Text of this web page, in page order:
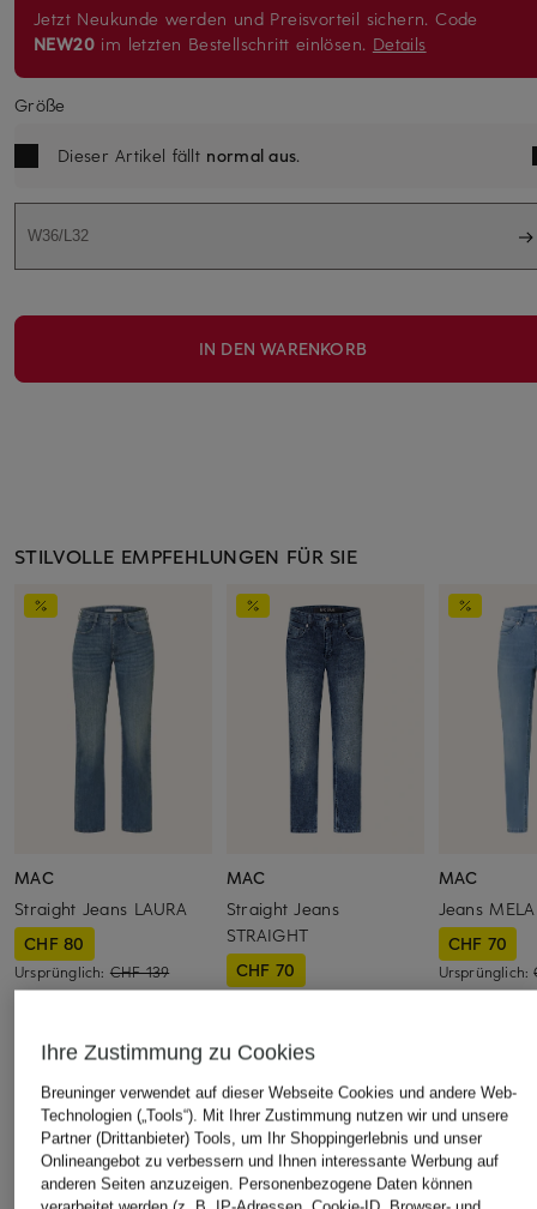
Jetzt Neukunde werden und Preisvorteil sichern. Code
NEW20 im letzten Bestellschritt einlösen. Details
Größe
Dieser Artikel fällt normal aus.
W36/L32
IN DEN WARENKORB
STILVOLLE EMPFEHLUNGEN FÜR SIE
MAC
Straight Jeans LAURA
CHF 80
Ursprünglich:CHF 139
MAC
Straight Jeans
STRAIGHT
CHF 70
MAC
Jeans
CHF 70
Ursprünglich:
ÄHNLICHE ARTIKEL ENTDECKEN
Ihre Zustimmung zu Cookies
Breuninger verwendet auf dieser Webseite Cookies und andere Web-
Technologien („Tools“). Mit Ihrer Zustimmung nutzen wir und unsere
Partner (Drittanbieter) Tools, um Ihr Shoppingerlebnis und unser
Onlineangebot zu verbessern und Ihnen interessante Werbung auf
anderen Seiten anzuzeigen. Personenbezogene Daten können